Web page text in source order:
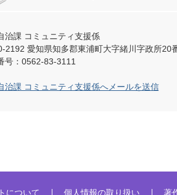
治課 コミュニティ支援係
2192 愛知県知多郡東浦町大字緒川字政所20
号：0562-83-3111
治課 コミュニティ支援係へメールを送信
について 個人情報の取り扱い 著